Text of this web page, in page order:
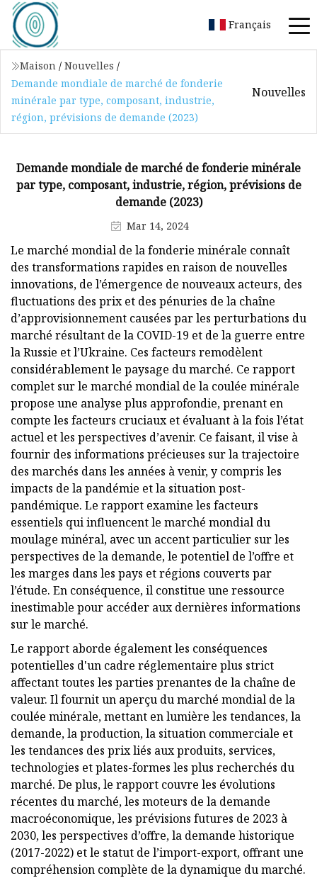
Français
Maison / Nouvelles /
Demande mondiale de marché de fonderie
minérale par type, composant, industrie,
région, prévisions de demande (2023)
Nouvelles
Demande mondiale de marché de fonderie minérale
par type, composant, industrie, région, prévisions de
demande (2023)
Mar 14, 2024
Le marché mondial de la fonderie minérale connaît
des transformations rapides en raison de nouvelles
innovations, de l’émergence de nouveaux acteurs, des
fluctuations des prix et des pénuries de la chaîne
d’approvisionnement causées par les perturbations du
marché résultant de la COVID-19 et de la guerre entre
la Russie et l’Ukraine. Ces facteurs remodèlent
considérablement le paysage du marché. Ce rapport
complet sur le marché mondial de la coulée minérale
propose une analyse plus approfondie, prenant en
compte les facteurs cruciaux et évaluant à la fois l’état
actuel et les perspectives d’avenir. Ce faisant, il vise à
fournir des informations précieuses sur la trajectoire
des marchés dans les années à venir, y compris les
impacts de la pandémie et la situation post-
pandémique. Le rapport examine les facteurs
essentiels qui influencent le marché mondial du
moulage minéral, avec un accent particulier sur les
perspectives de la demande, le potentiel de l’offre et
les marges dans les pays et régions couverts par
l’étude. En conséquence, il constitue une ressource
inestimable pour accéder aux dernières informations
sur le marché.
Le rapport aborde également les conséquences
potentielles d'un cadre réglementaire plus strict
affectant toutes les parties prenantes de la chaîne de
valeur. Il fournit un aperçu du marché mondial de la
coulée minérale, mettant en lumière les tendances, la
demande, la production, la situation commerciale et
les tendances des prix liés aux produits, services,
technologies et plates-formes les plus recherchés du
marché. De plus, le rapport couvre les évolutions
récentes du marché, les moteurs de la demande
macroéconomique, les prévisions futures de 2023 à
2030, les perspectives d’offre, la demande historique
(2017-2022) et le statut de l’import-export, offrant une
compréhension complète de la dynamique du marché.